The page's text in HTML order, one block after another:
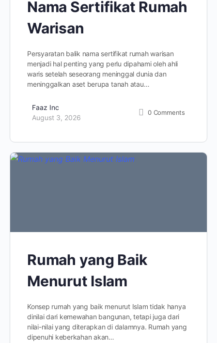
Nama Sertifikat Rumah
Warisan
Persyaratan balik nama sertifikat rumah warisan
menjadi hal penting yang perlu dipahami oleh ahli
waris setelah seseorang meninggal dunia dan
meninggalkan aset berupa tanah atau…
Faaz Inc
August 3, 2026
0 Comments
Rumah yang Baik
Menurut Islam
Konsep rumah yang baik menurut Islam tidak hanya
dinilai dari kemewahan bangunan, tetapi juga dari
nilai-nilai yang diterapkan di dalamnya. Rumah yang
dipenuhi keberkahan akan…